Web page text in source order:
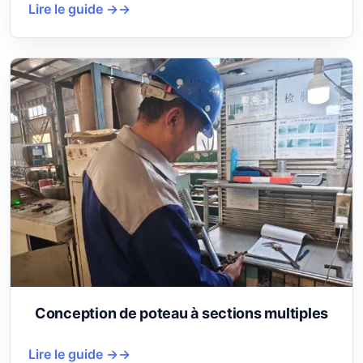
Lire le guide →
Conception de poteau à sections multiples
Lire le guide →